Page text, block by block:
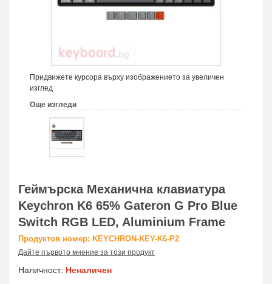
Придвижете курсора върху изображението за увеличен
изглед
Още изгледи
Геймърска Механична клавиатура
Keychron K6 65% Gateron G Pro Blue
Switch RGB LED, Aluminium Frame
Продуктов номер: KEYCHRON-KEY-K6-P2
Дайте първото мнение за този продукт
Наличност: Неналичен